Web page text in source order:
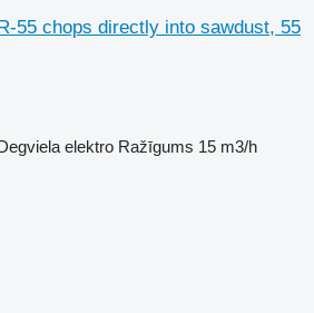
55 chops directly into sawdust, 55
elektro Ražīgums 15 m3/h